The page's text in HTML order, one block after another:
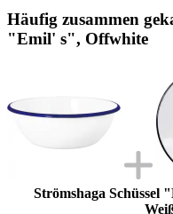
Häufig zusammen
"Emil' s", Offwhite
Strömshaga Schüssel